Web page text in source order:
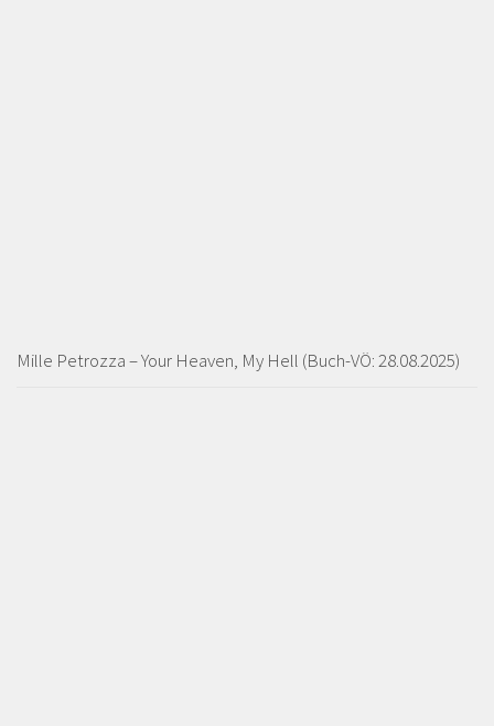
Mille Petrozza – Your Heaven, My Hell (Buch-VÖ: 28.08.2025)